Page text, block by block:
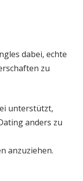
dabei, echte
zu
unterstützt,
anders zu
anzuziehen.